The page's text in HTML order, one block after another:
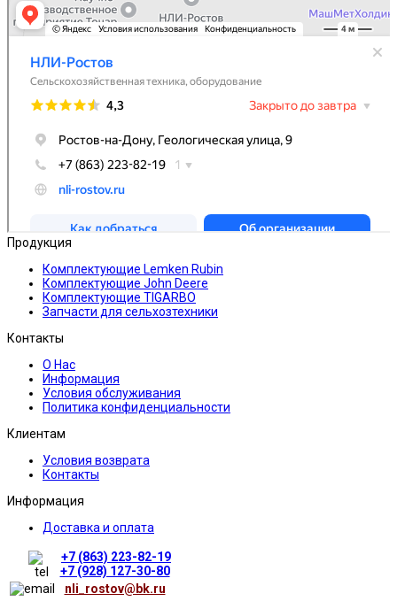
Продукция
Комплектующие Lemken Rubin
Комплектующие John Deere
Комплектующие TIGARBO
Запчасти для сельхозтехники
Контакты
О Нас
Информация
Условия обслуживания
Политика конфиденциальности
Клиентам
Условия возврата
Контакты
Информация
Доставка и оплата
+7 (863) 223-82-19
+7 (928) 127-30-80
nli_rostov@bk.ru